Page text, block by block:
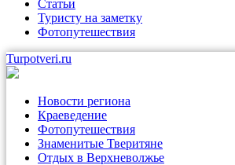
Статьи
Туристу на заметку
Фотопутешествия
Turpotveri.ru
Новости региона
Краеведение
Фотопутешествия
Знаменитые Тверитяне
Отдых в Верхневолжье